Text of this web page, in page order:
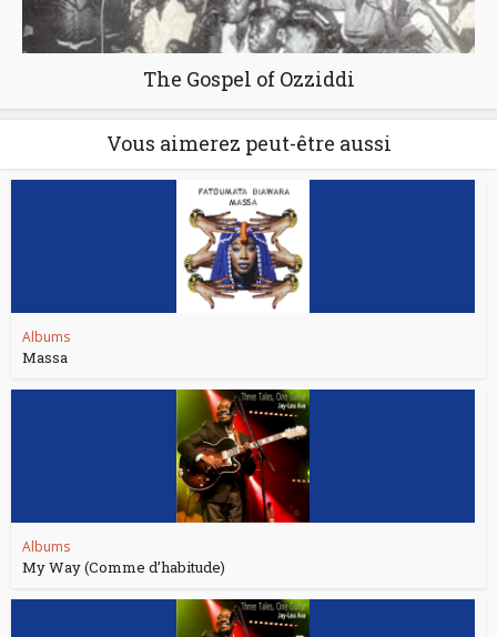
The Gospel of Ozziddi
Vous aimerez peut-être aussi
Albums
Massa
Albums
My Way (Comme d’habitude)